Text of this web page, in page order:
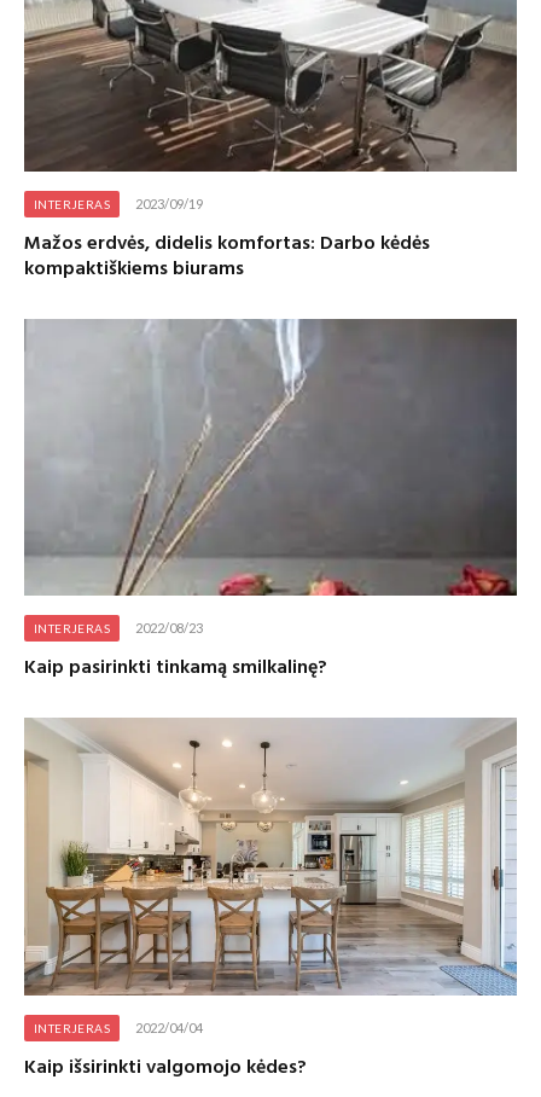
INTERJERAS 2023/09/19
Mažos erdvės, didelis komfortas: Darbo kėdės
kompaktiškiems biurams
INTERJERAS 2022/08/23
Kaip pasirinkti tinkamą smilkalinę?
INTERJERAS 2022/04/04
Kaip išsirinkti valgomojo kėdes?